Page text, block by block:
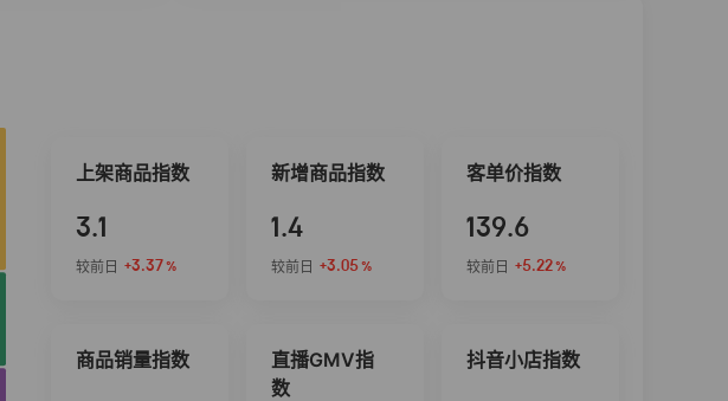
上架商品指数
3.1
较前日 +3.37%
新增商品指数
1.4
较前日 +3.05 %
客单价指数
139.6
较前日 +5.22%
商品销量指数
直播GMV指
数
抖音小店指数